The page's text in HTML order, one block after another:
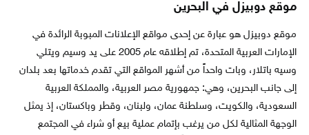
موقع دوبيزل في البحرين
موقع دوبيزل هو عبارة عن إحدى مواقع الإعلانات المبوبة الرائدة في
الإمارات العربية المتحدة، تم إطلاقه عام 2005 على يد وسيم ويتلي
وسيه باتلار، وبات واحداً من أشهر المواقع التي تقدم خدماتها بعد بلدان
إلى جانب البحرين، وهي: جمهورية مصر العربية، والمملكة العربية
السعودية، والكويت، وسلطنة عمان، ولبنان، وقطر وباكستان، إذ يمثل
الوجهة المثالية لكل من يرغب بإتمام عملية بيع أو شراء في المجتمع